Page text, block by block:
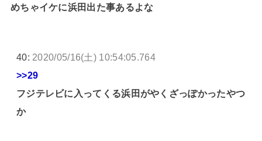
めちゃイケに浜田出た事あるよな
40: 2020/05/16(土) 10:54:05.764
>>29
フジテレビに入ってくる浜田がやくざっぽかったやつ
か